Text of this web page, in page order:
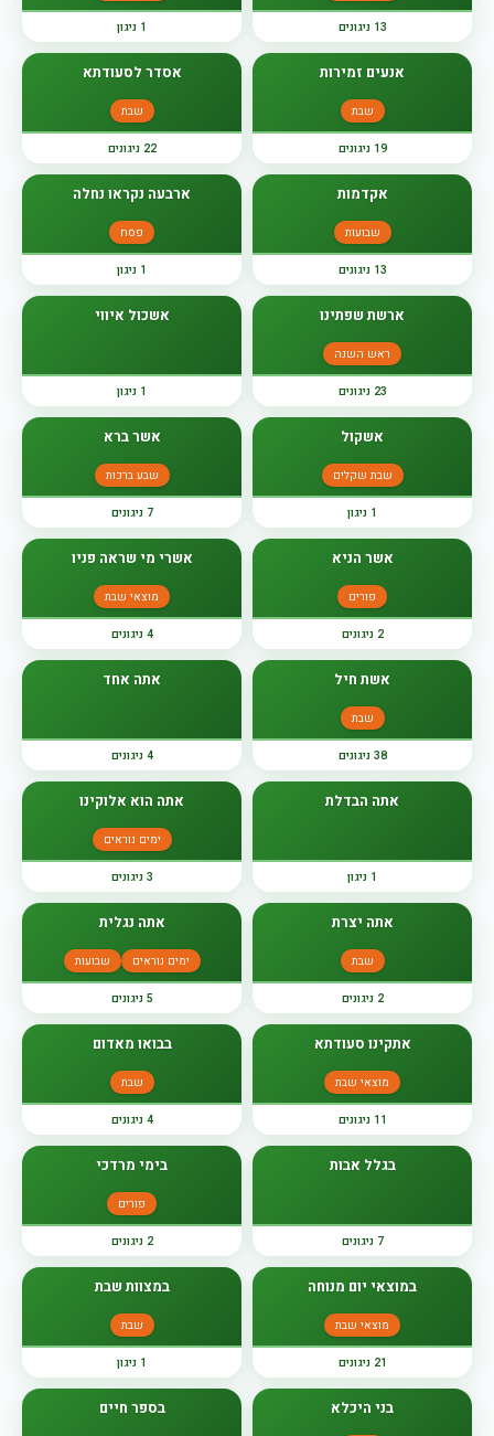
13 ניגונים 1 ניגון
אנעים זמירות
שבת
19 ניגונים
אסדר לסעודתא
שבת
22 ניגונים
אקדמות
שבועות
13 ניגונים
ארבעה נקראו נחלה
פסח
1 ניגון
ארשת שפתינו
ראש השנה
23 ניגונים
אשכול איווי
1 ניגון
אשקול
שבת שקלים
1 ניגון
אשר ברא
שבע ברכות
7 ניגונים
אשר הניא
פורים
2 ניגונים
אשרי מי שראה פניו
מוצאי שבת
4 ניגונים
אשת חיל
שבת
38 ניגונים
אתה אחד
4 ניגונים
אתה הבדלת
1 ניגון
אתה הוא אלוקינו
ימים נוראים
3 ניגונים
אתה יצרת
שבת
2 ניגונים
אתה נגלית
ימים נוראים שבועות
5 ניגונים
אתקינו סעודתא
מוצאי שבת
11 ניגונים
בבואו מאדום
שבת
4 ניגונים
בגלל אבות
7 ניגונים
בימי מרדכי
פורים
2 ניגונים
במוצאי יום מנוחה
מוצאי שבת
21 ניגונים
במצוות שבת
שבת
1 ניגון
בני היכלא בספר חיים